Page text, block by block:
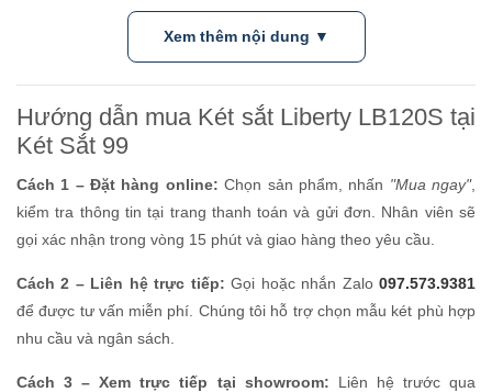
Xem thêm nội dung ▼
Hướng dẫn mua Két sắt Liberty LB120S tại
Két Sắt 99
Cách 1 – Đặt hàng online: Chọn sản phẩm, nhấn "Mua ngay",
kiểm tra thông tin tại trang thanh toán và gửi đơn. Nhân viên sẽ
gọi xác nhận trong vòng 15 phút và giao hàng theo yêu cầu.
Cách 2 – Liên hệ trực tiếp: Gọi hoặc nhắn Zalo097.573.9381
để được tư vấn miễn phí. Chúng tôi hỗ trợ chọn mẫu két phù hợp
nhu cầu và ngân sách.
Cách 3 – Xem trực tiếp tại showroom: Liên hệ trước qua